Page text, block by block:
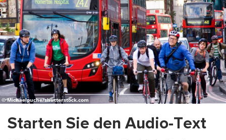
© Michaelpuche/shutterstock.com
Starten Sie den Audio-Text